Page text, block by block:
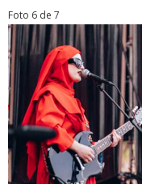
Foto 6 de 7